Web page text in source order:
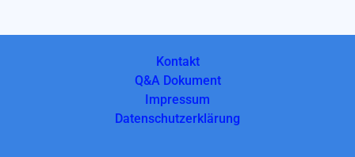
Kontakt
Q&A Dokument
Impressum
Datenschutzerklärung